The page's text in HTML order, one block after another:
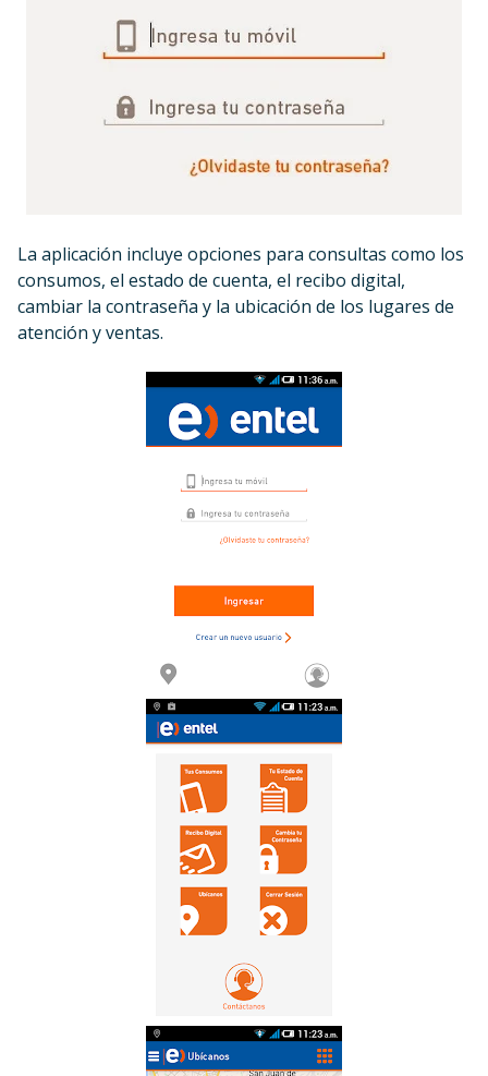
La aplicación incluye opciones para consultas como los
consumos, el estado de cuenta, el recibo digital,
cambiar la contraseña y la ubicación de los lugares de
atención y ventas.